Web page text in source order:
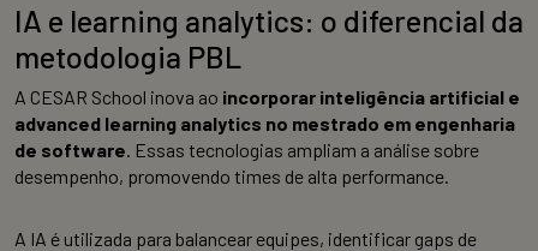
IA e learning analytics: o diferencial da
metodologia PBL
A CESAR School inova ao incorporar inteligência artificial e
advanced learning analytics no mestrado em engenharia
de software . Essas tecnologias ampliam a análise sobre
desempenho, promovendo times de alta performance.
A IA é utilizada para balancear equipes, identificar gaps de